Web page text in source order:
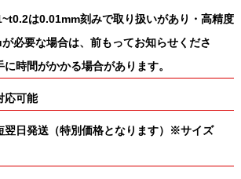
は0.01mm刻みで取り扱いがあり・高精度
必要な場合は、前もってお知らせくださ
時間がかかる場合があります。
応可能
翌日発送（特別価格となります）※サイズ